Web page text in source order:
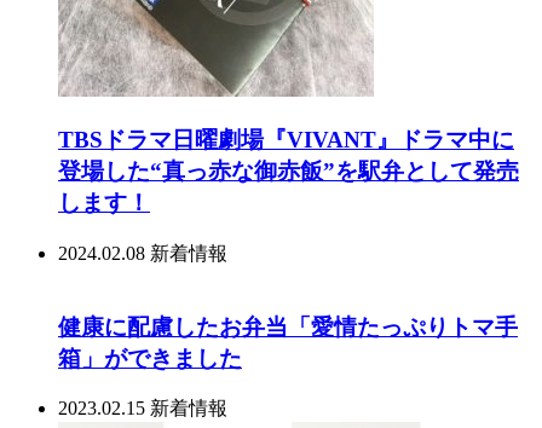
TBSドラマ日曜劇場『VIVANT』ドラマ中に
登場した“真っ赤な御赤飯”を駅弁として発売
します！
2024.02.08 新着情報
健康に配慮したお弁当「愛情たっぷりトマ手
箱」ができました
2023.02.15 新着情報